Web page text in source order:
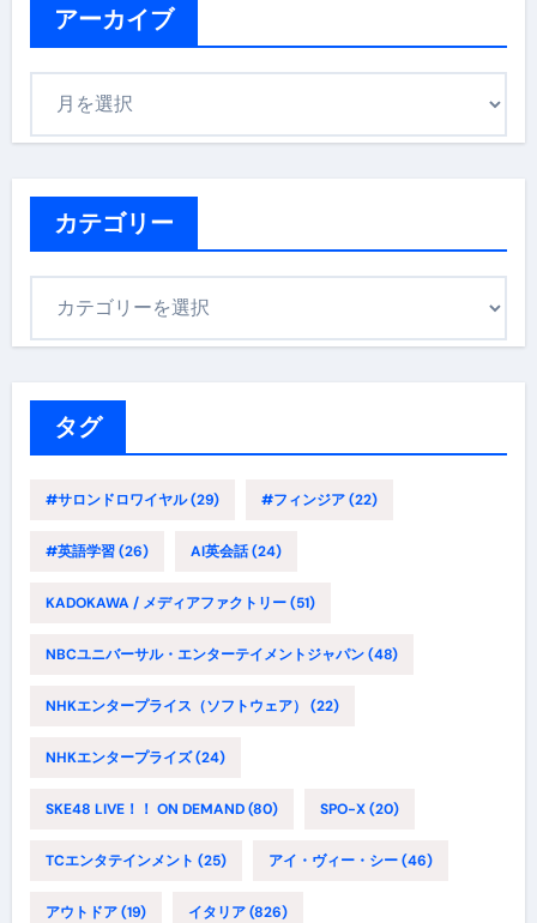
アーカイブ
カテゴリー
タグ
#サロンドロワイヤル(29) #フィンジア(22)
#英語学習(26) AI英会話(24)
KADOKAWA / メディアファクトリー(51)
NBCユニバーサル・エンターテイメントジャパン(48)
NHKエンタープライス（ソフトウェア） (22)
NHKエンタープライズ(24)
SKE48 LIVE！！ ON DEMAND(80) SPO-X(20)
TCエンタテインメント (25) アイ・ヴィー・シー(46)
アウトドア(19) イタリア(826)